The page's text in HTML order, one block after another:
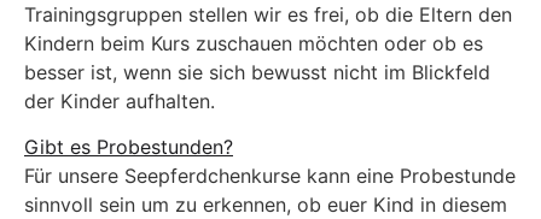
Trainingsgruppen stellen wir es frei, ob die Eltern den
Kindern beim Kurs zuschauen möchten oder ob es
besser ist, wenn sie sich bewusst nicht im Blickfeld
der Kinder aufhalten.
Gibt es Probestunden?
Für unsere Seepferdchenkurse kann eine Probestunde
sinnvoll sein um zu erkennen, ob euer Kind in diesem